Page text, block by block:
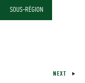
SOUS-RÉGION
NEXT